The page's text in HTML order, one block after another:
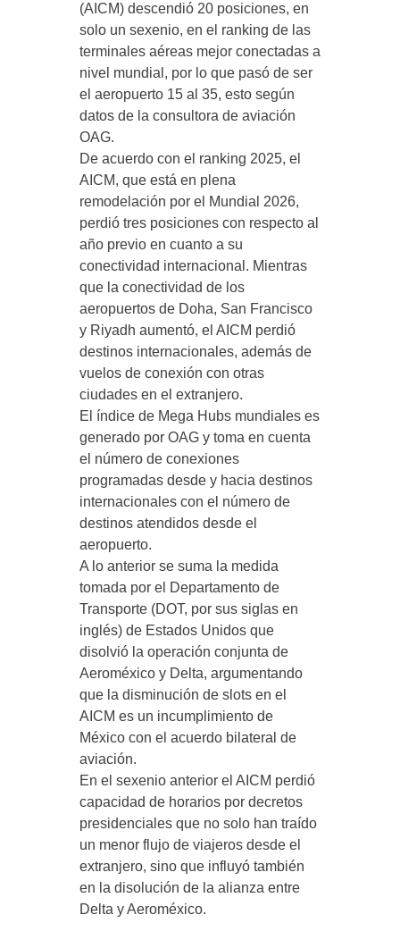
(AICM) descendió 20 posiciones, en
solo un sexenio, en el ranking de las
terminales aéreas mejor conectadas a
nivel mundial, por lo que pasó de ser
el aeropuerto 15 al 35, esto según
datos de la consultora de aviación
OAG.
De acuerdo con el ranking 2025, el
AICM, que está en plena
remodelación por el Mundial 2026,
perdió tres posiciones con respecto al
año previo en cuanto a su
conectividad internacional. Mientras
que la conectividad de los
aeropuertos de Doha, San Francisco
y Riyadh aumentó, el AICM perdió
destinos internacionales, además de
vuelos de conexión con otras
ciudades en el extranjero.
El índice de Mega Hubs mundiales es
generado por OAG y toma en cuenta
el número de conexiones
programadas desde y hacia destinos
internacionales con el número de
destinos atendidos desde el
aeropuerto.
A lo anterior se suma la medida
tomada por el Departamento de
Transporte (DOT, por sus siglas en
inglés) de Estados Unidos que
disolvió la operación conjunta de
Aeroméxico y Delta, argumentando
que la disminución de slots en el
AICM es un incumplimiento de
México con el acuerdo bilateral de
aviación.
En el sexenio anterior el AICM perdió
capacidad de horarios por decretos
presidenciales que no solo han traído
un menor flujo de viajeros desde el
extranjero, sino que influyó también
en la disolución de la alianza entre
Delta y Aeroméxico.